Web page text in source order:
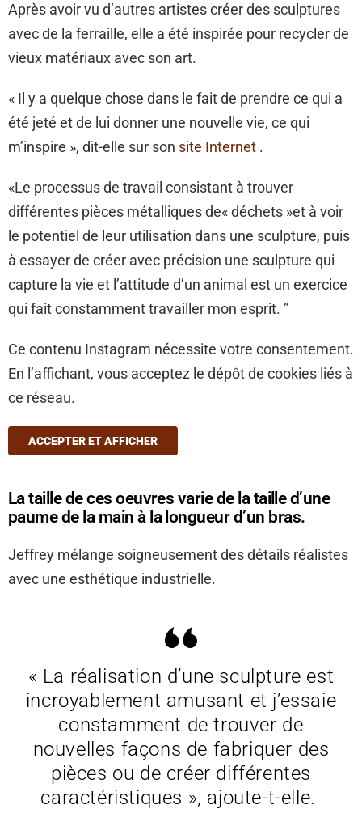
Après avoir vu d’autres artistes créer des sculptures
avec de la ferraille, elle a été inspirée pour recycler de
vieux matériaux avec son art.
« Il y a quelque chose dans le fait de prendre ce qui a
été jeté et de lui donner une nouvelle vie, ce qui
m’inspire », dit-elle sur son site Internet .
«Le processus de travail consistant à trouver
différentes pièces métalliques de« déchets »et à voir
le potentiel de leur utilisation dans une sculpture, puis
à essayer de créer avec précision une sculpture qui
capture la vie et l’attitude d’un animal est un exercice
qui fait constamment travailler mon esprit. ”
Ce contenu Instagram nécessite votre consentement.
En l’affichant, vous acceptez le dépôt de cookies liés à
ce réseau.
ACCEPTER ET AFFICHER
La taille de ces oeuvres varie de la taille d’une
paume de la main à la longueur d’un bras.
Jeffrey mélange soigneusement des détails réalistes
avec une esthétique industrielle.
« La réalisation d’une sculpture est
incroyablement amusant et j’essaie
constamment de trouver de
nouvelles façons de fabriquer des
pièces ou de créer différentes
caractéristiques », ajoute-t-elle.